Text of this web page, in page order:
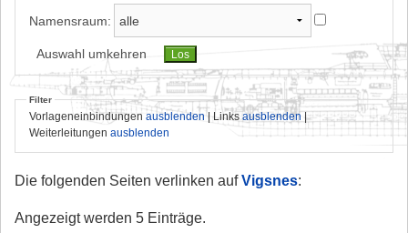
Namensraum:
Auswahl umkehren
Filter
Vorlageneinbindungen ausblenden| Linksausblenden|
Weiterleitungen ausblenden
Die folgenden Seiten verlinken aufVigsnes:
Angezeigt werden 5 Einträge.